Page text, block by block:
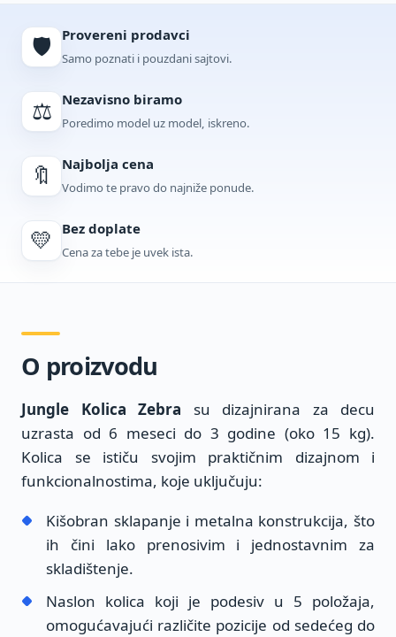
🛡️ Provereni prodavci
Samo poznati i pouzdani sajtovi.
⚖️ Nezavisno biramo
Poredimo model uz model, iskreno.
🔖 Najbolja cena
Vodimo te pravo do najniže ponude.
💛 Bez doplate
Cena za tebe je uvek ista.
O proizvodu
Jungle Kolica Zebra su dizajnirana za decu
uzrasta od 6 meseci do 3 godine (oko 15 kg).
Kolica se ističu svojim praktičnim dizajnom i
funkcionalnostima, koje uključuju:
Kišobran sklapanje i metalna konstrukcija, što
ih čini lako prenosivim i jednostavnim za
skladištenje.
Naslon kolica koji je podesiv u 5 položaja,
omogućavajući različite pozicije od sedećeg do